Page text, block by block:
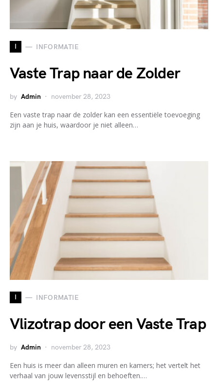
I INFORMATIE
Vaste Trap naar de Zolder
by Admin november 28, 2023
Een vaste trap naar de zolder kan een essentiële toevoeging
zijn aan je huis, waardoor je niet alleen…
I INFORMATIE
Vlizotrap door een Vaste Trap
by Admin november 28, 2023
Een huis is meer dan alleen muren en kamers; het vertelt het
verhaal van jouw levensstijl en behoeften.…